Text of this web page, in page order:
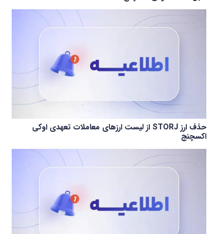
حذف ارز STORJ از لیست ارزهای معاملات تعهدی اوکی
اکسچنج